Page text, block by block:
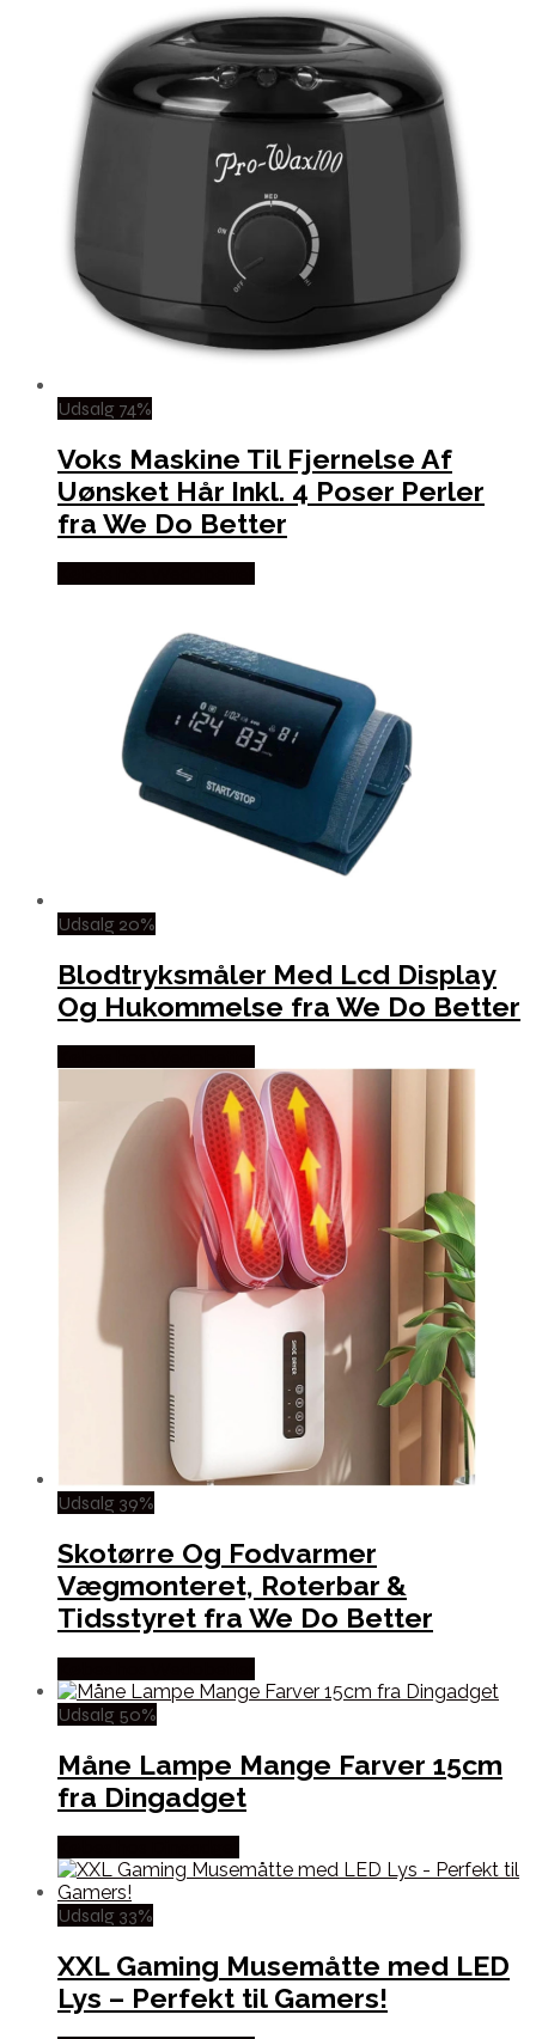
Udsalg 74%
Voks Maskine Til Fjernelse Af
Uønsket Hår Inkl. 4 Poser Perler
fra We Do Better
Udsalg 20%
Blodtryksmåler Med Lcd Display
Og Hukommelse fra We Do Better
Udsalg 39%
Skotørre Og Fodvarmer
Vægmonteret, Roterbar &
Tidsstyret fra We Do Better
Udsalg 50%
Måne Lampe Mange Farver 15cm
fra Dingadget
Udsalg 33%
XXL Gaming Musemåtte med LED
Lys – Perfekt til Gamers!